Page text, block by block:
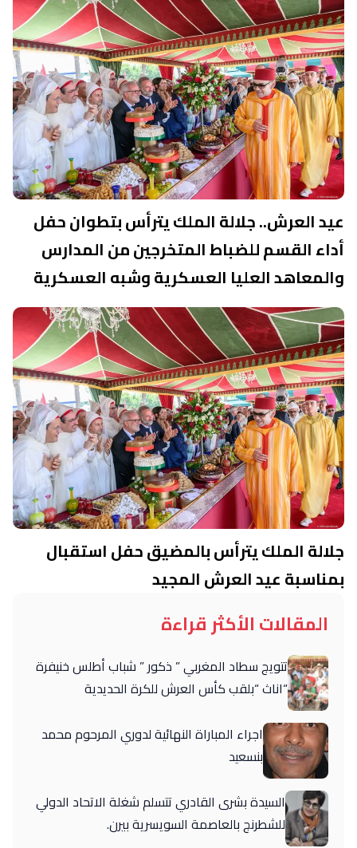
عيد العرش.. جلالة الملك يترأس بتطوان حفل
أداء القسم للضباط المتخرجين من المدارس
والمعاهد العليا العسكرية وشبه العسكرية
جلالة الملك يترأس بالمضيق حفل استقبال
بمناسبة عيد العرش المجيد
المقالات الأكثر قراءة
تتويج سطاد المغربي ” ذكور ” شباب أطلس خنيفرة
“اناث “بلقب كأس العرش للكرة الحديدية
اجراء المباراة النهائية لدوري المرحوم محمد
بنسعيد
السيدة بشرى القادري تتسلم شغلة الاتحاد الدولي
للشطرنج بالعاصمة السويسرية بيرن.